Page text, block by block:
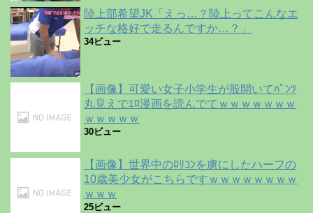
陸上部希望JK「えっ…？陸上ってこんなエ
ッチな格好で走るんですか…？」
34ビュー
【画像】可愛い女子小学生が股開いてﾊﾟﾝﾂ
丸見えでｴﾛ漫画を読んでてｗｗｗｗｗｗｗ
ｗｗｗｗｗ
30ビュー
【画像】世界中のﾛﾘｺﾝを虜にしたハーフの
10歳美少女がこちらですｗｗｗｗｗｗｗｗ
ｗｗｗ
25ビュー